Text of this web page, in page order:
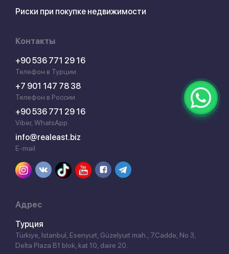
Риски при покупке недвижимости
Контакты
+90 536 771 29 16
Телефон в Турции
+7 901 147 78 38
Телефон в России
+90 536 771 29 16
Viber, WhatsApp
info@realeast.biz
E-mail
Адрес
Турция
Türkiye, İstanbul, Esenyurt, Güzelyurt mah., 7.Cadde, No 3,
Delta Plaza B1 blok, kat 10, daire 20.